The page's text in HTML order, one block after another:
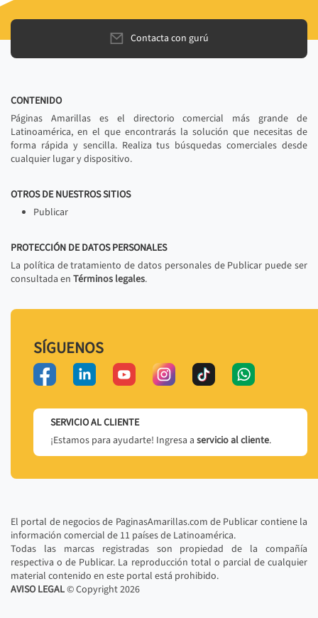
Contacta con gurú
CONTENIDO
Páginas Amarillas es el directorio comercial más grande de
Latinoamérica, en el que encontrarás la solución que necesitas de
forma rápida y sencilla. Realiza tus búsquedas comerciales desde
cualquier lugar y dispositivo.
OTROS DE NUESTROS SITIOS
Publicar
PROTECCIÓN DE DATOS PERSONALES
La política de tratamiento de datos personales de Publicar puede ser
consultada en Términos legales.
SÍGUENOS
SERVICIO AL CLIENTE
¡Estamos para ayudarte! Ingresa a servicio al cliente.
El portal de negocios de PaginasAmarillas.com de Publicar contiene la
información comercial de 11 países de Latinoamérica.
Todas las marcas registradas son propiedad de la compañía
respectiva o de Publicar. La reproducción total o parcial de cualquier
material contenido en este portal está prohibido.
AVISO LEGAL© Copyright2026